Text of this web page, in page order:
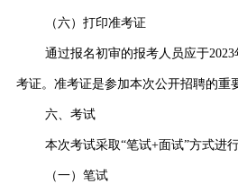
（六）打印准考证
通过报名初审的报考人员应于
考证。准考证是参加本次公开招聘的重
六、考试
本次考试采取“笔试+面试”方式进行
（一）笔试